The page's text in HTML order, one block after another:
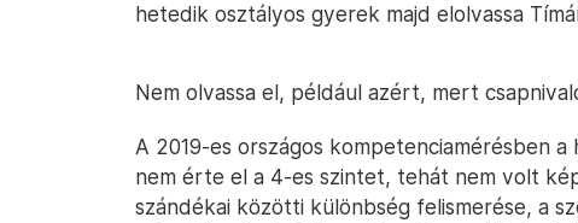
hetedik osztályos gyerek majd elolvassa
Nem olvassa el, például azért, mert
A 2019-es országos kompetenciamérésben
nem érte el a 4-es szintet, tehát nem volt
szándékai közötti különbség felismerése, a